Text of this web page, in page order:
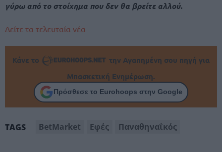
γύρω από το στοίχημα που δεν θα βρείτε αλλού.
Δείτε τα τελευταία νέα
Κάνε το
την Αγαπημένη σου πηγή για
Μπασκετική Ενημέρωση.
Πρόσθεσε το Eurohoops στην Google
TAGS BetMarket Εφές Παναθηναΐκός